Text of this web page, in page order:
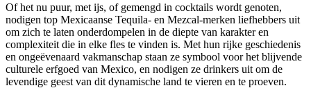
Of het nu puur, met ijs, of gemengd in cocktails wordt genoten,
nodigen top Mexicaanse Tequila- en Mezcal-merken liefhebbers uit
om zich te laten onderdompelen in de diepte van karakter en
complexiteit die in elke fles te vinden is. Met hun rijke geschiedenis
en ongeëvenaard vakmanschap staan ze symbool voor het blijvende
culturele erfgoed van Mexico, en nodigen ze drinkers uit om de
levendige geest van dit dynamische land te vieren en te proeven.